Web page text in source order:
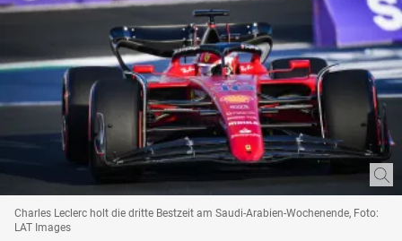
Charles Leclerc holt die dritte Bestzeit am Saudi-Arabien-Wochenende, Foto:
LAT Images